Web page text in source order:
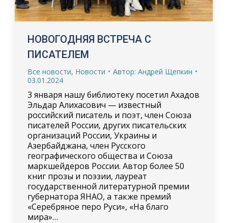
НОВОГОДНЯЯ ВСТРЕЧА С
ПИСАТЕЛЕМ
Все новости, Новости Автор: Андрей Щепкин
03.01.2024
3 января нашу библиотеку посетил Ахадов
Эльдар Алихасович — известный
российский писатель и поэт, член Союза
писателей России, других писательских
организаций России, Украины и
Азербайджана, член Русского
географического общества и Союза
маркшейдеров России. Автор более 50
книг прозы и поэзии, лауреат
государственной литературной премии
губернатора ЯНАО, а также премий
«Серебряное перо Руси», «На благо
мира»…